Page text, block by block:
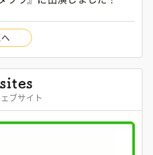
ブサイト